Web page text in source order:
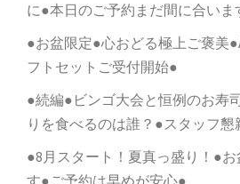
に●本日のご予約まだ間に合いま
●お盆限定●心おどる極上ご褒美
フトセットご受付開始●
●続編●ビンゴ大会と恒例のお寿
りを食べるのは誰？●スタッフ
●8月スタート！夏真っ盛り！●お